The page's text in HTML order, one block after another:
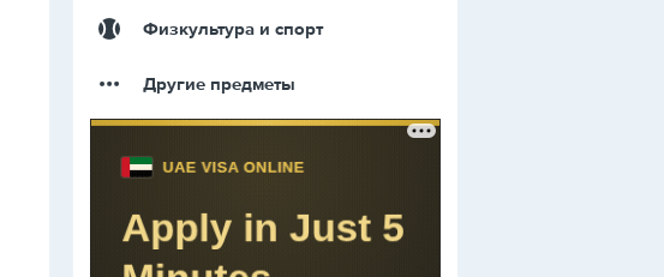
Физкультура и спорт
Другие предметы